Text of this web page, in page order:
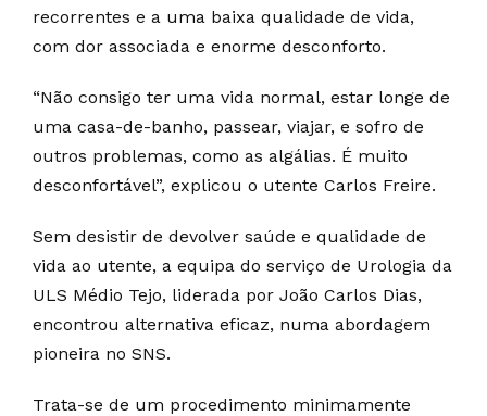
recorrentes e a uma baixa qualidade de vida,
com dor associada e enorme desconforto.
“Não consigo ter uma vida normal, estar longe de
uma casa-de-banho, passear, viajar, e sofro de
outros problemas, como as algálias. É muito
desconfortável”, explicou o utente Carlos Freire.
Sem desistir de devolver saúde e qualidade de
vida ao utente, a equipa do serviço de Urologia da
ULS Médio Tejo, liderada por João Carlos Dias,
encontrou alternativa eficaz, numa abordagem
pioneira no SNS.
Trata-se de um procedimento minimamente